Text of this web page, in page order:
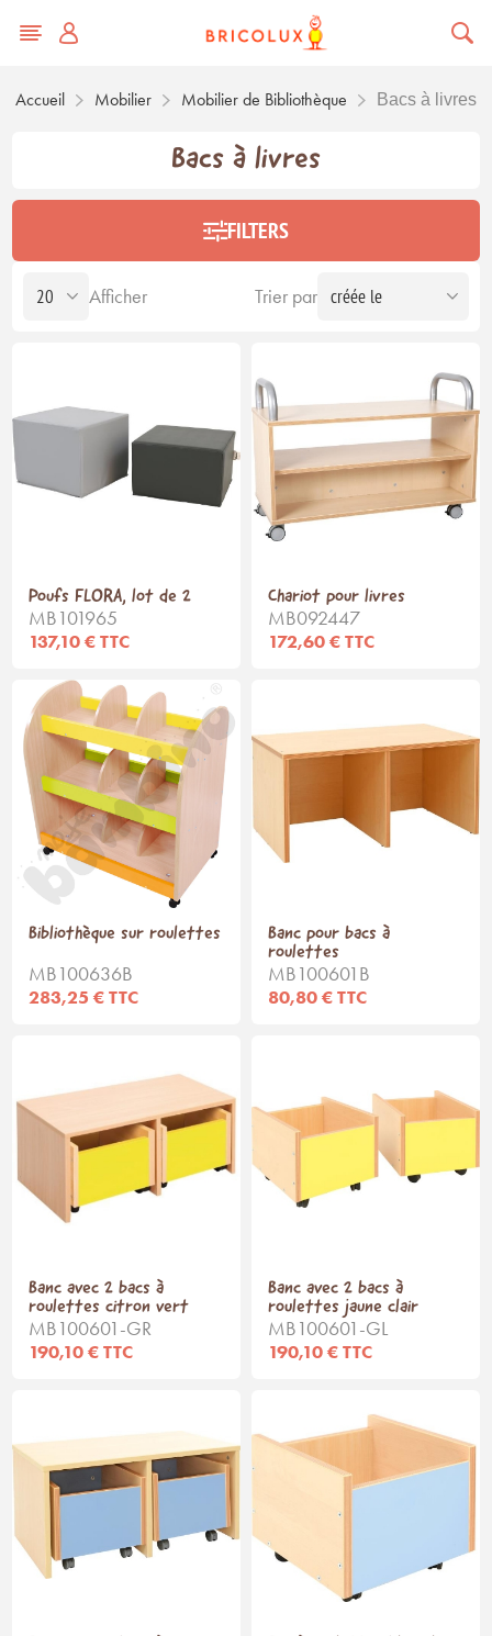
Accueil Mobilier Mobilier de Bibliothèque Bacs à livres
Bacs à livres
FILTERS
Trier par
Afficher
Poufs FLORA, lot de 2
MB101965
137,10 € TTC
Chariot pour livres
MB092447
172,60 € TTC
Bibliothèque sur roulettes
MB100636B
283,25 € TTC
Banc pour bacs à
roulettes
MB100601B
80,80 € TTC
Banc avec 2 bacs à
roulettes citron vert
MB100601-GR
190,10 € TTC
Banc avec 2 bacs à
roulettes jaune clair
MB100601-GL
190,10 € TTC